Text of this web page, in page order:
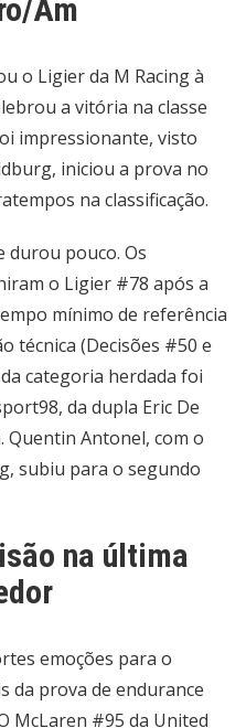
Am
o Ligier da M Racing à
a vitória na classe
impressionante, visto
iniciou a prova no
na classificação.
durou pouco. Os
o Ligier #78 após a
mínimo de referência
técnica (Decisões #50 e
categoria herdada foi
da dupla Eric De
Quentin Antonel, com o
subiu para o segundo
na última
emoções para o
da prova de endurance
McLaren #95 da United